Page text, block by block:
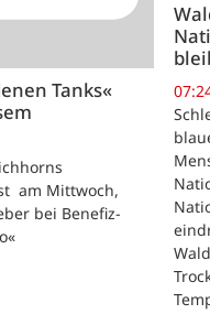
Tanks«
am Mittwoch,
bei Benefiz-